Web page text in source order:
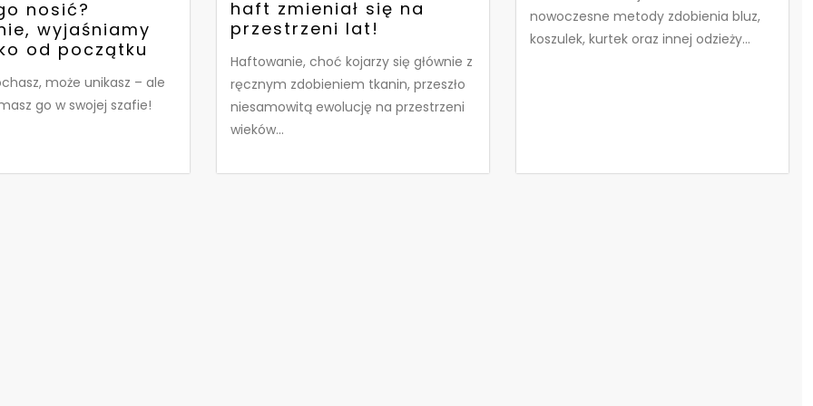
nosić?
wyjaśniamy
od początku
może unikasz – ale
go w swojej szafie!
haft zmieniał się na
przestrzeni lat!
Haftowanie, choć kojarzy się głównie z
ręcznym zdobieniem tkanin, przeszło
niesamowitą ewolucję na przestrzeni
wieków...
nowoczesne metody zdobienia bluz,
koszulek, kurtek oraz innej odzieży...